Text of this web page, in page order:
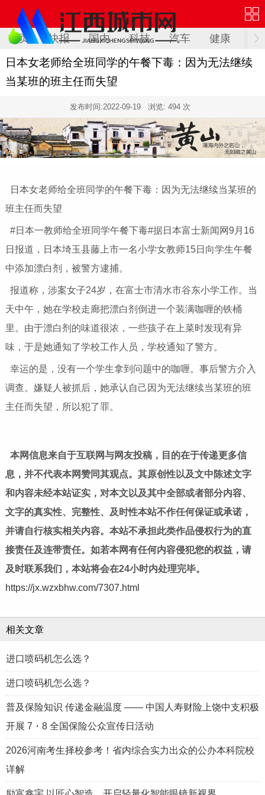
首页 快报 国内 科技 汽车 健康 文
日本女老师给全班同学的午餐下毒：因为无法继续
当某班的班主任而失望
发布时间:2022-09-19 浏览: 494 次
日本女老师给全班同学的午餐下毒：因为无法继续当某班的
班主任而失望
#日本一教师给全班同学午餐下毒#据日本富士新闻网9月16
日报道，日本埼玉县藤上市一名小学女教师15日向学生午餐
中添加漂白剂，被警方逮捕。
报道称，涉案女子24岁，在富士市清水市谷东小学工作。当
天中午，她在学校走廊把漂白剂倒进一个装满咖喱的铁桶
里。由于漂白剂的味道很浓，一些孩子在上菜时发现有异
味，于是她通知了学校工作人员，学校通知了警方。
幸运的是，没有一个学生拿到问题中的咖喱。事后警方介入
调查。嫌疑人被抓后，她承认自己因为无法继续当某班的班
主任而失望，所以犯了罪。
本网信息来自于互联网与网友投稿，目的在于传递更多信
息，并不代表本网赞同其观点。其原创性以及文中陈述文字
和内容未经本站证实，对本文以及其中全部或者部分内容、
文字的真实性、完整性、及时性本站不作任何保证或承诺，
并请自行核实相关内容。本站不承担此类作品侵权行为的直
接责任及连带责任。如若本网有任何内容侵犯您的权益，请
及时联系我们，本站将会在24小时内处理完毕。
https://jx.wzxbhw.com/7307.html
相关文章
进口喷码机怎么选？
进口喷码机怎么选？
普及保险知识 传递金融温度 —— 中国人寿财险上饶中支积极
开展 7・8 全国保险公众宣传日活动
2026河南考生择校参考！省内综合实力出众的公办本科院校
详解